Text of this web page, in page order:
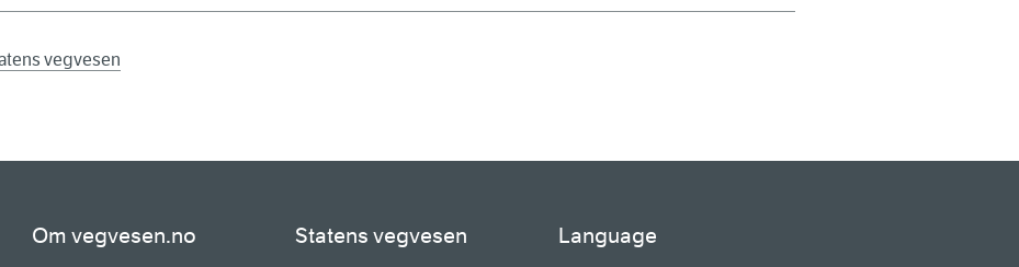
vegvesen
Om vegvesen.no Statens vegvesen Language